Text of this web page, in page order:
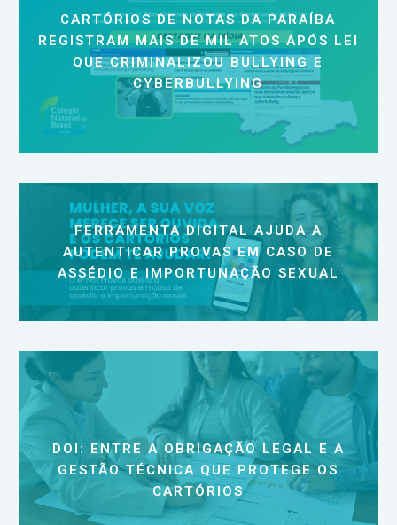
CARTÓRIOS DE NOTAS DA PARAÍBA
REGISTRAM MAIS DE MIL ATOS APÓS LEI
QUE CRIMINALIZOU BULLYING E
CYBERBULLYING
FERRAMENTA DIGITAL AJUDA A
AUTENTICAR PROVAS EM CASO DE
ASSÉDIO E IMPORTUNAÇÃO SEXUAL
DOI: ENTRE A OBRIGAÇÃO LEGAL E A
GESTÃO TÉCNICA QUE PROTEGE OS
CARTÓRIOS